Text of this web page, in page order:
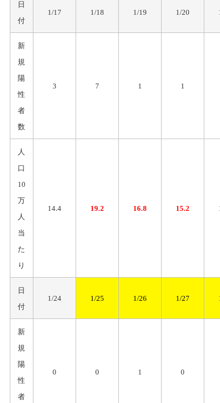
日
付
1/17 1/18 1/19 1/20
新
規
陽
性
者
数
3 7 1 1
人
口
10
万
人
当
た
り
14.4 19.2 16.8 15.2
日
付
1/24 1/25 1/26 1/27
新
規
陽
性
者
0 0 1 0